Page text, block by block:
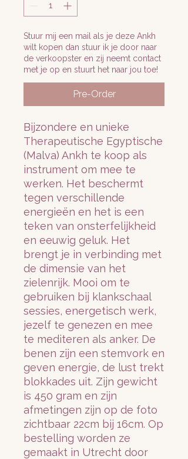
Stuur mij een mail als je deze Ankh
wilt kopen dan stuur ik je door naar
de verkoopster en zij neemt contact
met je op en stuurt het naar jou toe!
Pre-Order
Bijzondere en unieke
Therapeutische Egyptische
(Malva) Ankh te koop als
instrument om mee te
werken. Het beschermt
tegen verschillende
energieën en het is een
teken van onsterfelijkheid
en eeuwig geluk. Het
brengt je in verbinding met
de dimensie van het
zielenrijk. Mooi om te
gebruiken bij klankschaal
sessies, energetisch werk,
jezelf te genezen en mee
te mediteren als anker. De
benen zijn een stemvork en
geven energie, de lust trekt
blokkades uit. Zijn gewicht
is 450 gram en zijn
afmetingen zijn op de foto
zichtbaar 22cm bij 16cm. Op
bestelling worden ze
gemaakt in Utrecht door